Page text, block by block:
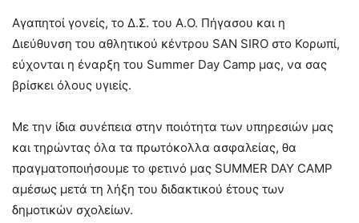
Αγαπητοί γονείς, το Δ.Σ. του Α.Ο. Πήγασου και η
Διεύθυνση του αθλητικού κέντρου SAN SIRO στο Κορωπί,
εύχονται η έναρξη του Summer Day Camp μας, να σας
βρίσκει όλους υγιείς.
Με την ίδια συνέπεια στην ποιότητα των υπηρεσιών μας
και τηρώντας όλα τα πρωτόκολλα ασφαλείας, θα
πραγματοποιήσουμε το φετινό μας SUMMER DAY CAMP
αμέσως μετά τη λήξη του διδακτικού έτους των
δημοτικών σχολείων.